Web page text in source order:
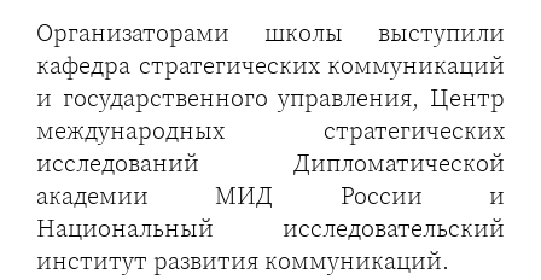
Организаторами школы выступили
кафедра стратегических коммуникаций
и государственного управления, Центр
международных стратегических
исследований Дипломатической
академии МИД России и
Национальный исследовательский
институт развития коммуникаций.